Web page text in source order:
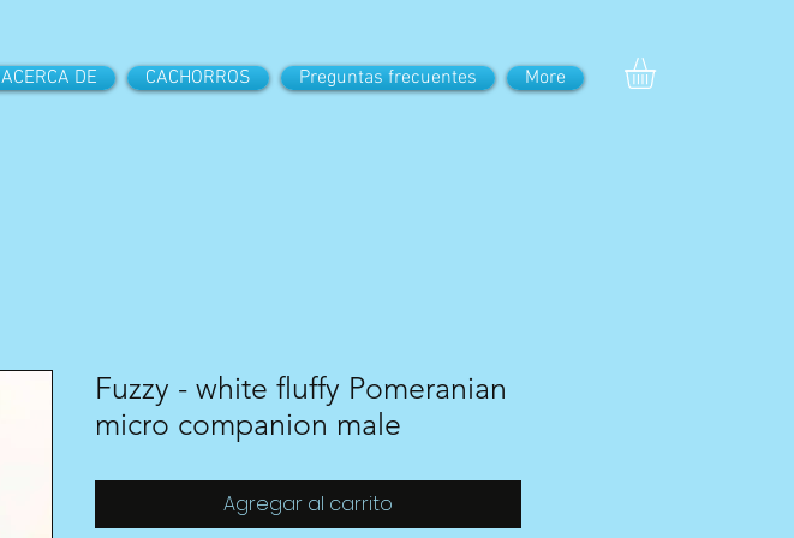
ACERCA DE CACHORROS Preguntas frecuentes More
Fuzzy - white fluffy Pomeranian
micro companion male
Agregar al carrito